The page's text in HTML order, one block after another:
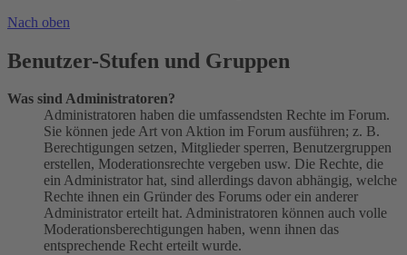
Nach oben
Benutzer-Stufen und Gruppen
Was sind Administratoren?
Administratoren haben die umfassendsten Rechte im Forum.
Sie können jede Art von Aktion im Forum ausführen; z. B.
Berechtigungen setzen, Mitglieder sperren, Benutzergruppen
erstellen, Moderationsrechte vergeben usw. Die Rechte, die
ein Administrator hat, sind allerdings davon abhängig, welche
Rechte ihnen ein Gründer des Forums oder ein anderer
Administrator erteilt hat. Administratoren können auch volle
Moderationsberechtigungen haben, wenn ihnen das
entsprechende Recht erteilt wurde.